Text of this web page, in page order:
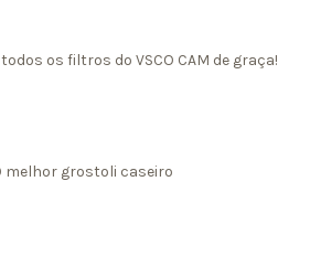
os filtros do VSCO CAM de graça!
melhor grostoli caseiro